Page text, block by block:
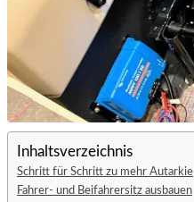
Inhaltsverzeichnis
Schritt für Schritt zu mehr Autarkie
Fahrer- und Beifahrersitz ausbauen